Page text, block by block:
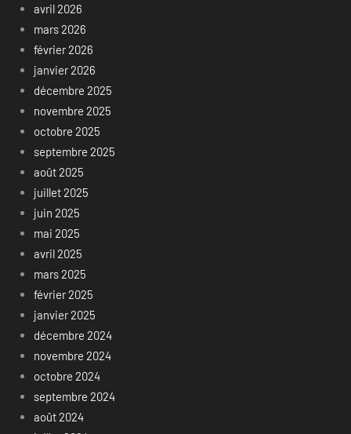
avril 2026
mars 2026
février 2026
janvier 2026
décembre 2025
novembre 2025
octobre 2025
septembre 2025
août 2025
juillet 2025
juin 2025
mai 2025
avril 2025
mars 2025
février 2025
janvier 2025
décembre 2024
novembre 2024
octobre 2024
septembre 2024
août 2024